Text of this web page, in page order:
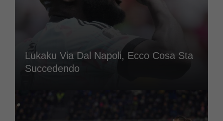
Lukaku Via Dal Napoli, Ecco Cosa Sta
Succedendo